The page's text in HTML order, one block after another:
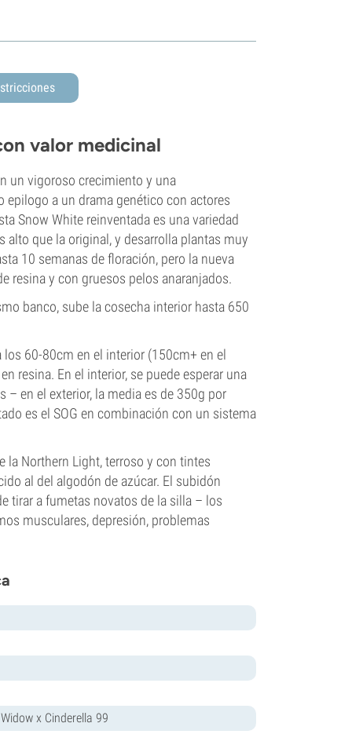
valor medicinal
un vigoroso crecimiento y una
a un drama genético con actores
Snow White reinventada es una variedad
que la original, y desarrolla plantas muy
10 semanas de floración, pero la nueva
resina y con gruesos pelos anaranjados.
banco, sube la cosecha interior hasta 650
los 60-80cm en el interior (150cm+ en el
resina. En el interior, se puede esperar una
en el exterior, la media es de 350g por
es el SOG en combinación con un sistema
la Northern Light, terroso y con tintes
al del algodón de azúcar. El subidón
tirar a fumetas novatos de la silla – los
musculares, depresión, problemas
x Cinderella 99